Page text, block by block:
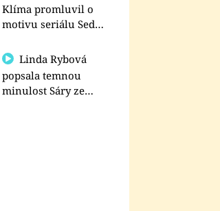
Klíma promluvil o
motivu seriálu Sedm
Linda Rybová
popsala temnou
minulost Sáry ze